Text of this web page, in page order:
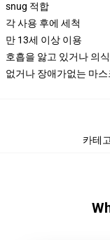
snug 적합
각 사용 후에 세척
만 13세 이상 이용
호흡을 앓고 있거나 의
없거나 장애가없는 마
카테